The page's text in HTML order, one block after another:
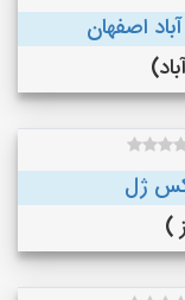
اصفهان
)